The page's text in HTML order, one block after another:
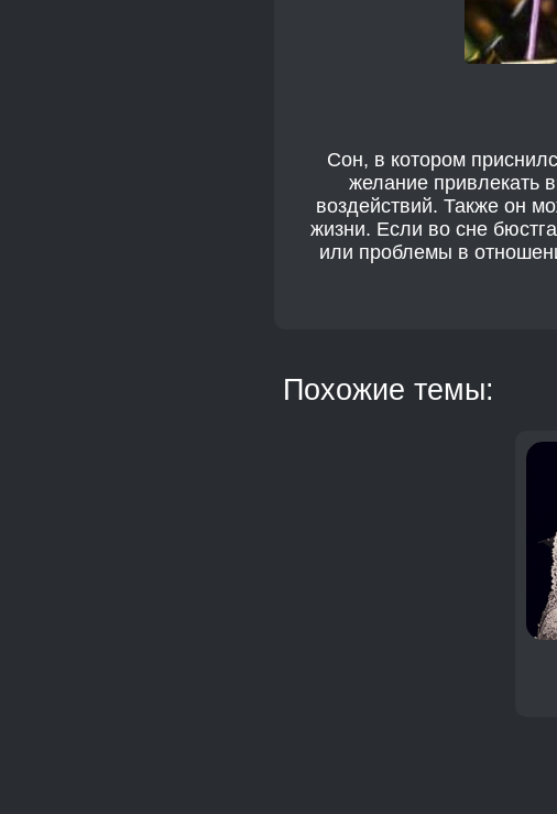
Сон, в котором
желание привлекать
воздействий. Также он
жизни. Если во сне
или проблемы в
Похожие темы: